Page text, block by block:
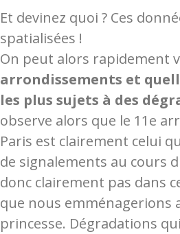
Et devinez quoi ? Ces
spatialisées !
On peut alors rapidement
arrondissements et
les plus sujets à des
observe alors que le 11e
Paris est clairement celui
de signalements au cours
donc clairement pas dans
que nous emménagerions
princesse. Dégradations